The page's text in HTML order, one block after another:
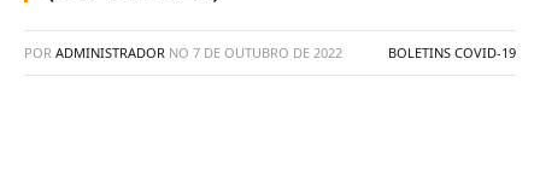
POR ADMINISTRADOR NO 7 DE OUTUBRO DE 2022 BOLETINS COVID-19